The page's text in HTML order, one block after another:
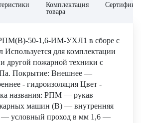
Комплектация
товара
50-1,6-ИМ-УХЛ1 в сборе с
Используется для комплектации
другой пожарной техники с
Покрытие: Внешнее —
- гидроизоляция Цвет -
названия: РПМ — рукав
машин (В) — внутренняя
— условный проход в мм 1,6 —